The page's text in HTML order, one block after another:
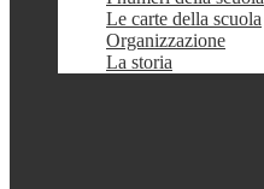
Le carte della scuola
Organizzazione
La storia